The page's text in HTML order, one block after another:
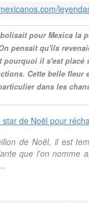
pour Mexica la
pensait qu'ils
pourquoi il s'est placé
Cette belle fleur
dans les
de Noël, il est
que l'on nomme